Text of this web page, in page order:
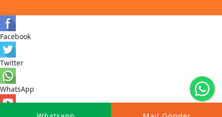
Ham Ahşap Avangard Sehpa, Sandalye, Puf Ayakları İmalatı,
Facebook
Twitter
WhatsApp